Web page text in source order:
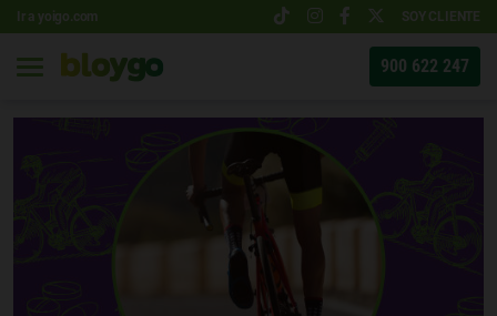
Ir a yoigo.com SOY CLIENTE
900 622 247